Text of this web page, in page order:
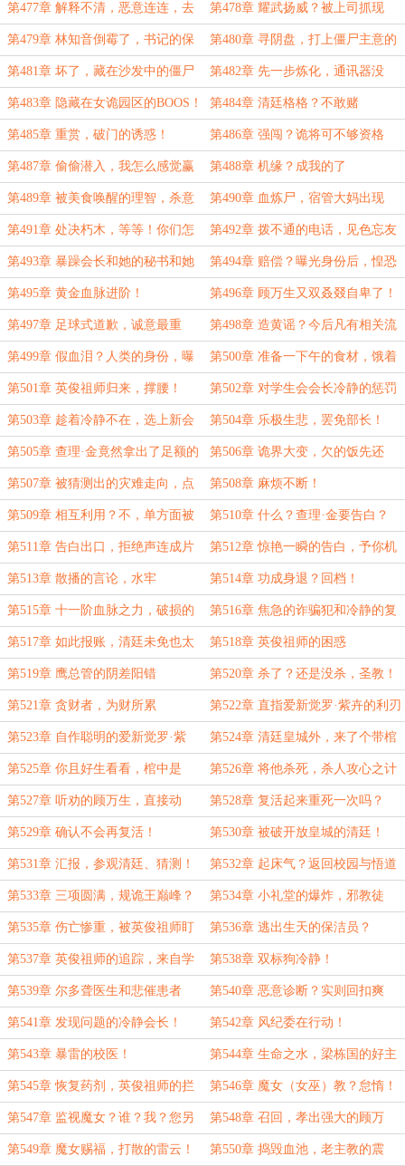
一切！
第477章 解释不清，恶意连连，去
学生会讨说法
第478章 耀武扬威？被上司抓现
行！
第479章 林知音倒霉了，书记的保
证
第480章 寻阴盘，打上僵尸主意的
赢嫚和娴琦
第481章 坏了，藏在沙发中的僵尸 第482章 先一步炼化，通讯器没
开！
第483章 隐藏在女诡园区的BOOS！ 第484章 清廷格格？不敢赌
第485章 重赏，破门的诱惑！ 第486章 强闯？诡将可不够资格
第487章 偷偷潜入，我怎么感觉赢
嫚有一点死了
第488章 机缘？成我的了
第489章 被美食唤醒的理智，杀意
仍在！
第490章 血炼尸，宿管大妈出现
第491章 处决朽木，等等！你们怎
么把家底都掏出来了
第492章 拨不通的电话，见色忘友
的混蛋！
第493章 暴躁会长和她的秘书和她
的男宠
第494章 赔偿？曝光身份后，惶恐
的学生会干部们
第495章 黄金血脉进阶！ 第496章 顾万生又双叒叕自卑了！
第497章 足球式道歉，诚意最重
要？
第498章 造黄谣？今后凡有相关流
言，都是出自你口
第499章 假血泪？人类的身份，曝
光了！
第500章 准备一下午的食材，饿着
肚子走的
第501章 英俊祖师归来，撑腰！ 第502章 对学生会会长冷静的惩罚
第503章 趁着冷静不在，选上新会
长了！
第504章 乐极生悲，罢免部长！
第505章 查理·金竟然拿出了足额的
罚抄？
第506章 诡界大变，欠的饭先还
上？
第507章 被猜测出的灾难走向，点
拨梁栋国
第508章 麻烦不断！
第509章 相互利用？不，单方面被
坑
第510章 什么？查理·金要告白？
第511章 告白出口，拒绝声连成片 第512章 惊艳一瞬的告白，予你机
会，攥住命运
第513章 散播的言论，水牢 第514章 功成身退？回档！
第515章 十一阶血脉之力，破损的
回档！
第516章 焦急的诈骗犯和冷静的复
仇！
第517章 如此报账，清廷未免也太
贪了
第518章 英俊祖师的困惑
第519章 鹰总管的阴差阳错 第520章 杀了？还是没杀，圣教！
第521章 贪财者，为财所累 第522章 直指爱新觉罗·紫卉的利刃
第523章 自作聪明的爱新觉罗·紫
卉，大难临头
第524章 清廷皇城外，来了个带棺
材的诡王！
第525章 你且好生看看，棺中是
谁？
第526章 将他杀死，杀人攻心之计
第527章 听劝的顾万生，直接动
手！
第528章 复活起来重死一次吗？
第529章 确认不会再复活！ 第530章 被破开放皇城的清廷！
第531章 汇报，参观清廷、猜测！ 第532章 起床气？返回校园与悟道
茶！
第533章 三项圆满，规诡王巅峰？
寻求英俊祖师的帮助
第534章 小礼堂的爆炸，邪教徒
第535章 伤亡惨重，被英俊祖师盯
上的邪教徒！
第536章 逃出生天的保洁员？
第537章 英俊祖师的追踪，来自学
生会长冷静的求助
第538章 双标狗冷静！
第539章 尔多聋医生和悲催患者 第540章 恶意诊断？实则回扣爽
吃！
第541章 发现问题的冷静会长！ 第542章 风纪委在行动！
第543章 暴雷的校医！ 第544章 生命之水，梁栋国的好主
意！
第545章 恢复药剂，英俊祖师的拦
截！
第546章 魔女（女巫）教？怠惰！
第547章 监视魔女？谁？我？您另
请高明吧！
第548章 召回，孝出强大的顾万
生！
第549章 魔女赐福，打散的雷云！ 第550章 捣毁血池，老主教的震